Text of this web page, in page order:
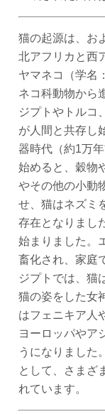
猫の起源は、お
北アフリカと西
ヤマネコ（学名
ネコ科動物から
ジプトやトルコ
が人間と共存し
器時代（約1万
始めると、穀物
やその他の小動
せ、猫はネズミ
存在となりまし
始まりました。
畜化され、家庭
ジプトでは、猫
猫の姿をした女
はフェニキア人
ヨーロッパやア
うになりました
として、さまざ
れています。